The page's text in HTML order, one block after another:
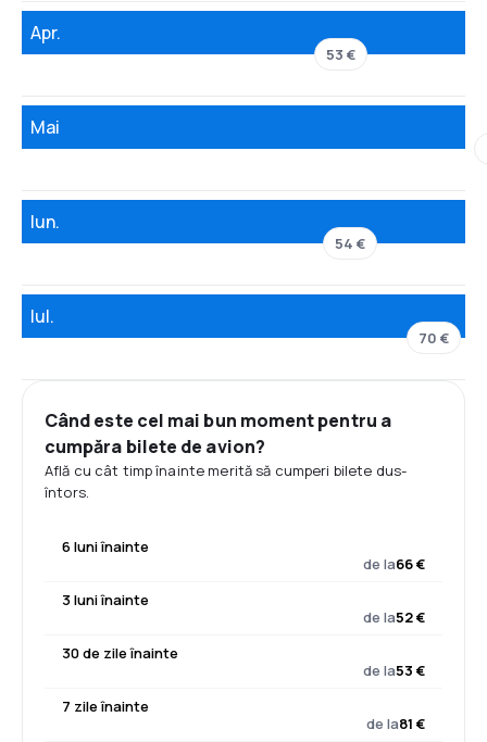
Apr.
53 €
Mai
Iun.
54 €
Iul.
70 €
Când este cel mai bun moment pentru a
cumpăra bilete de avion?
Află cu cât timp înainte merită să cumperi bilete dus-
întors.
6 luni înainte
de la66 €
3 luni înainte
de la52 €
30 de zile înainte
de la53 €
7 zile înainte
de la81 €